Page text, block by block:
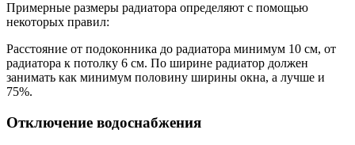
Примерные размеры радиатора определяют с помощью
некоторых правил:
Расстояние от подоконника до радиатора минимум 10 см, от
радиатора к потолку 6 см. По ширине радиатор должен
занимать как минимум половину ширины окна, а лучше и
75%.
Отключение водоснабжения